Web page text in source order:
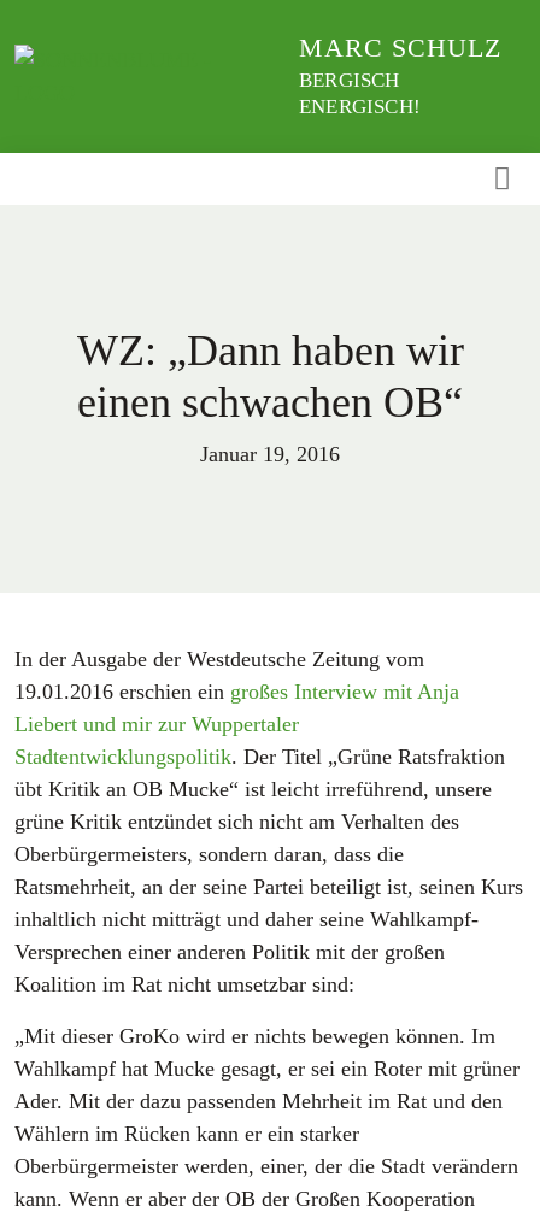
zum
MARC SCHULZ
BERGISCH
ENERGISCH!
WZ: „Dann haben wir
einen schwachen OB“
Januar 19, 2016
In der Ausgabe der Westdeutsche Zeitung vom
19.01.2016 erschien ein großes Interview mit Anja
Liebert und mir zur Wuppertaler
Stadtentwicklungspolitik. Der Titel „Grüne Ratsfraktion
übt Kritik an OB Mucke“ ist leicht irreführend, unsere
grüne Kritik entzündet sich nicht am Verhalten des
Oberbürgermeisters, sondern daran, dass die
Ratsmehrheit, an der seine Partei beteiligt ist, seinen Kurs
inhaltlich nicht mitträgt und daher seine Wahlkampf-
Versprechen einer anderen Politik mit der großen
Koalition im Rat nicht umsetzbar sind:
„Mit dieser GroKo wird er nichts bewegen können. Im
Wahlkampf hat Mucke gesagt, er sei ein Roter mit grüner
Ader. Mit der dazu passenden Mehrheit im Rat und den
Wählern im Rücken kann er ein starker
Oberbürgermeister werden, einer, der die Stadt verändern
kann. Wenn er aber der OB der Großen Kooperation